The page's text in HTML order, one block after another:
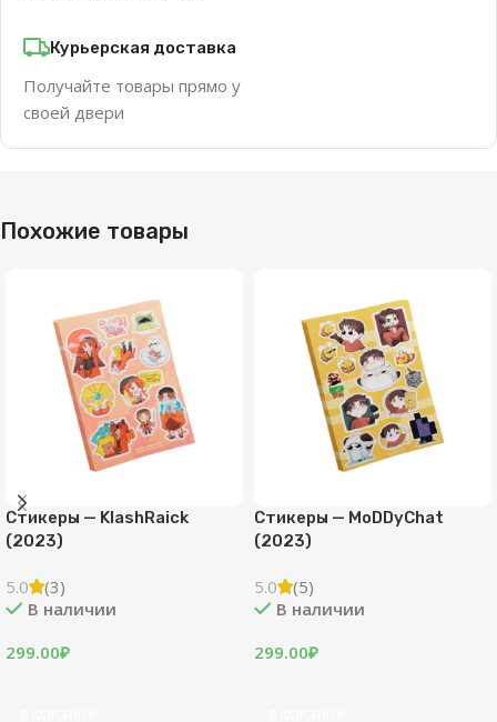
Курьерская доставка
Получайте товары прямо у
своей двери
Похожие товары
Стикеры — KlashRaick
(2023)
5.0
(3)
В наличии
299.00₽
Стикеры — MoDDyChat
(2023)
5.0
(5)
В наличии
299.00₽